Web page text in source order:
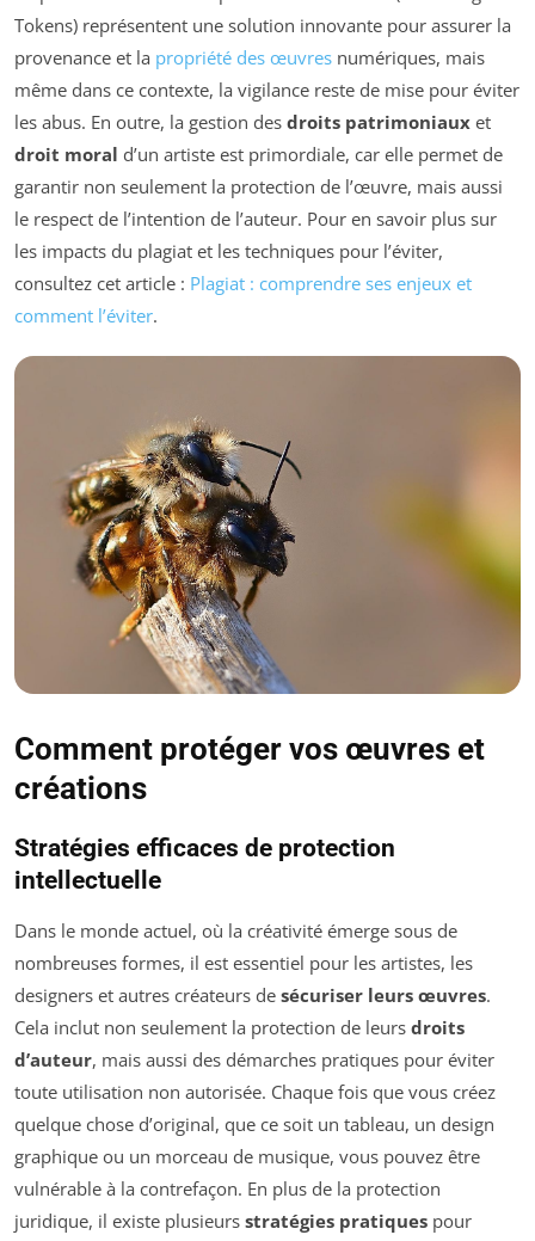
Tokens) représentent une solution innovante pour assurer la
provenance et la propriété des œuvres numériques, mais
même dans ce contexte, la vigilance reste de mise pour éviter
les abus. En outre, la gestion des droits patrimoniaux et
droit moral d’un artiste est primordiale, car elle permet de
garantir non seulement la protection de l’œuvre, mais aussi
le respect de l’intention de l’auteur. Pour en savoir plus sur
les impacts du plagiat et les techniques pour l’éviter,
consultez cet article : Plagiat : comprendre ses enjeux et
comment l’éviter.
Comment protéger vos œuvres et
créations
Stratégies efficaces de protection
intellectuelle
Dans le monde actuel, où la créativité émerge sous de
nombreuses formes, il est essentiel pour les artistes, les
designers et autres créateurs de sécuriser leurs œuvres.
Cela inclut non seulement la protection de leurs droits
d’auteur, mais aussi des démarches pratiques pour éviter
toute utilisation non autorisée. Chaque fois que vous créez
quelque chose d’original, que ce soit un tableau, un design
graphique ou un morceau de musique, vous pouvez être
vulnérable à la contrefaçon. En plus de la protection
juridique, il existe plusieurs stratégies pratiques pour